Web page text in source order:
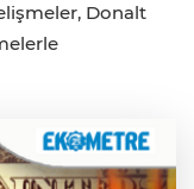
Donalt